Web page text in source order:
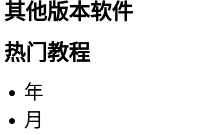
其他版本软件
热门教程
年
月